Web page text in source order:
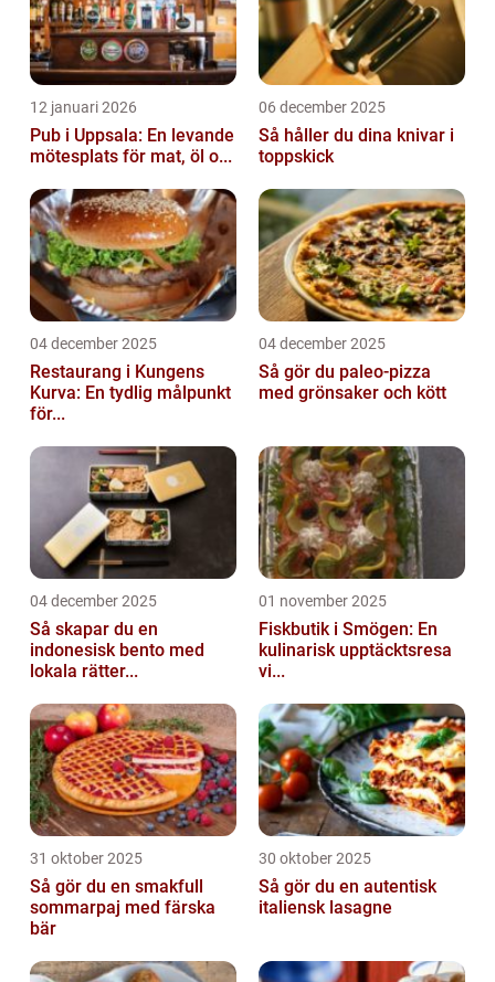
12 januari 2026
Pub i Uppsala: En levande
mötesplats för mat, öl o...
06 december 2025
Så håller du dina knivar i
toppskick
04 december 2025
Restaurang i Kungens
Kurva: En tydlig målpunkt
för...
04 december 2025
Så gör du paleo-pizza
med grönsaker och kött
04 december 2025
Så skapar du en
indonesisk bento med
lokala rätter...
01 november 2025
Fiskbutik i Smögen: En
kulinarisk upptäcktsresa
vi...
31 oktober 2025
Så gör du en smakfull
sommarpaj med färska
bär
30 oktober 2025
Så gör du en autentisk
italiensk lasagne